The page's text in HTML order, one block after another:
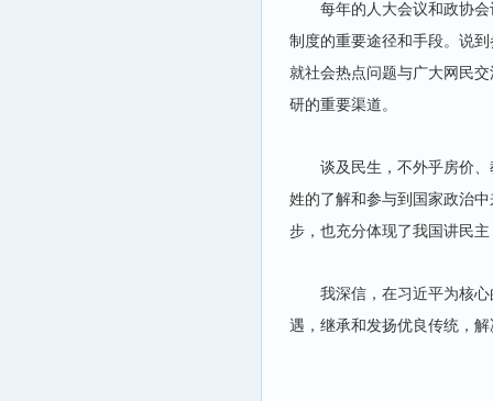
每年的人大会议和政协
制度的重要途径和手段。说
就社会热点问题与广大网民
研的重要渠道。
谈及民生，不外乎房价
姓的了解和参与到国家政治
步，也充分体现了我国讲民
我深信，在习近平为核
遇，继承和发扬优良传统，